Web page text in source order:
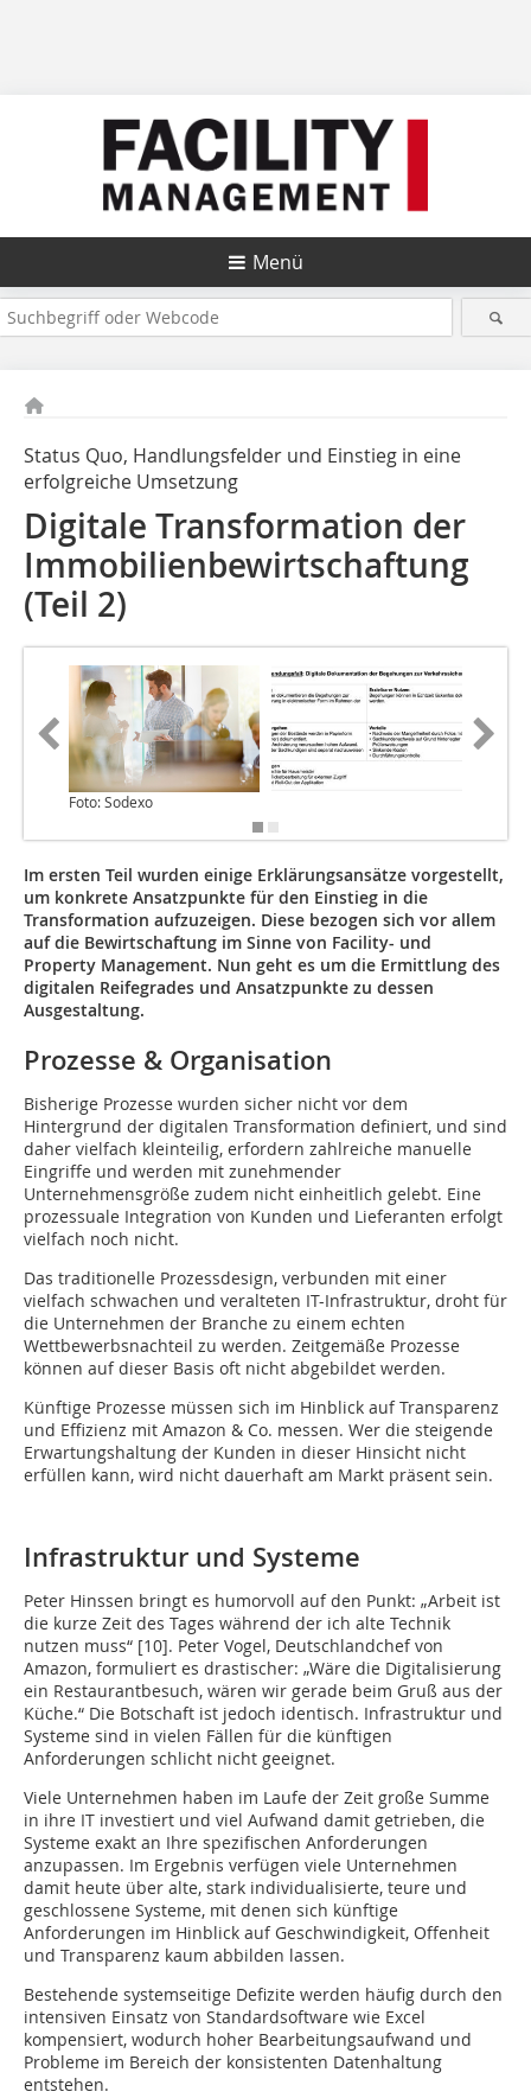
Menü
Status Quo, Handlungsfelder und Einstieg in eine
erfolgreiche Umsetzung
Digitale Transformation der
Immobilienbewirtschaftung
(Teil 2)
Foto: Sodexo
Im ersten Teil wurden einige Erklärungsansätze vorgestellt,
um konkrete Ansatzpunkte für den Einstieg in die
Transformation aufzuzeigen. Diese bezogen sich vor allem
auf die Bewirtschaftung im Sinne von Facility- und
Property Management. Nun geht es um die Ermittlung des
digitalen Reifegrades und Ansatzpunkte zu dessen
Ausgestaltung.
Prozesse & Organisation
Bisherige Prozesse wurden sicher nicht vor dem
Hintergrund der digitalen Transformation definiert, und sind
daher vielfach kleinteilig, erfordern zahlreiche manuelle
Eingriffe und werden mit zunehmender
Unternehmensgröße zudem nicht einheitlich gelebt. Eine
prozessuale Integration von Kunden und Lieferanten erfolgt
vielfach noch nicht.
Das traditionelle Prozessdesign, verbunden mit einer
vielfach schwachen und veralteten IT-Infrastruktur, droht für
die Unternehmen der Branche zu einem echten
Wettbewerbsnachteil zu werden. Zeitgemäße Prozesse
können auf dieser Basis oft nicht abgebildet werden.
Künftige Prozesse müssen sich im Hinblick auf Transparenz
und Effizienz mit Amazon & Co. messen. Wer die steigende
Erwartungshaltung der Kunden in dieser Hinsicht nicht
erfüllen kann, wird nicht dauerhaft am Markt präsent sein.
Infrastruktur und Systeme
Peter Hinssen bringt es humorvoll auf den Punkt: „Arbeit ist
die kurze Zeit des Tages während der ich alte Technik
nutzen muss“ [10]. Peter Vogel, Deutschlandchef von
Amazon, formuliert es drastischer: „Wäre die Digitalisierung
ein Restaurantbesuch, wären wir gerade beim Gruß aus der
Küche.“ Die Botschaft ist jedoch identisch. Infrastruktur und
Systeme sind in vielen Fällen für die künftigen
Anforderungen schlicht nicht geeignet.
Viele Unternehmen haben im Laufe der Zeit große Summe
in ihre IT investiert und viel Aufwand damit getrieben, die
Systeme exakt an Ihre spezifischen Anforderungen
anzupassen. Im Ergebnis verfügen viele Unternehmen
damit heute über alte, stark individualisierte, teure und
geschlossene Systeme, mit denen sich künftige
Anforderungen im Hinblick auf Geschwindigkeit, Offenheit
und Transparenz kaum abbilden lassen.
Bestehende systemseitige Defizite werden häufig durch den
intensiven Einsatz von Standardsoftware wie Excel
kompensiert, wodurch hoher Bearbeitungsaufwand und
Probleme im Bereich der konsistenten Datenhaltung
entstehen.